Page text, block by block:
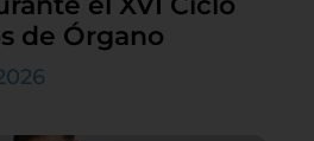
de Órgano